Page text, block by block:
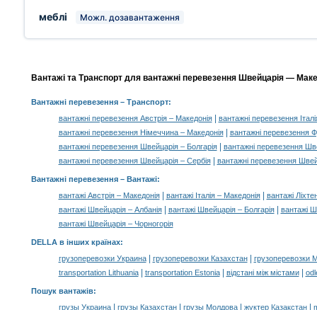
меблі
Можл. дозавантаження
Вантажі та Транспорт для вантажні перевезення Швейцарія —
Вантажні перевезення– Транспорт:
вантажні перевезення Австрія – Македонія|
вантажні перевезення
вантажні перевезення Німеччина – Македонія|
вантажні перевезення
вантажні перевезення Швейцарія – Болгарія|
вантажні перевезення
вантажні перевезення Швейцарія – Сербія| вантажні перевезення
Вантажні перевезення – Вантажі:
вантажі Австрія – Македонія| вантажі Італія – Македонія|
вантажі
вантажі Швейцарія – Албанія| вантажі Швейцарія – Болгарія|
вантажі
вантажі Швейцарія – Чорногорія
DELLA в інших країнах:
грузоперевозки Украина| грузоперевозки Казахстан|
грузоперевозки
transportation Lithuania| transportation Estonia| відстані між містами|
Пошук вантажів:
грузы Украина| грузы Казахстан| грузы Молдова| жүктер Қазақстан|